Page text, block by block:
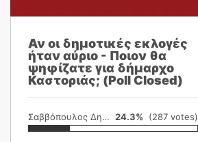
Αν οι δημοτικές εκλογές
ήταν αύριο - Ποιον θα
ψηφίζατε για δήμαρχο
Καστοριάς; (Poll Closed)
Σαββόπουλος Δημήτρης 24.3% (287 votes)